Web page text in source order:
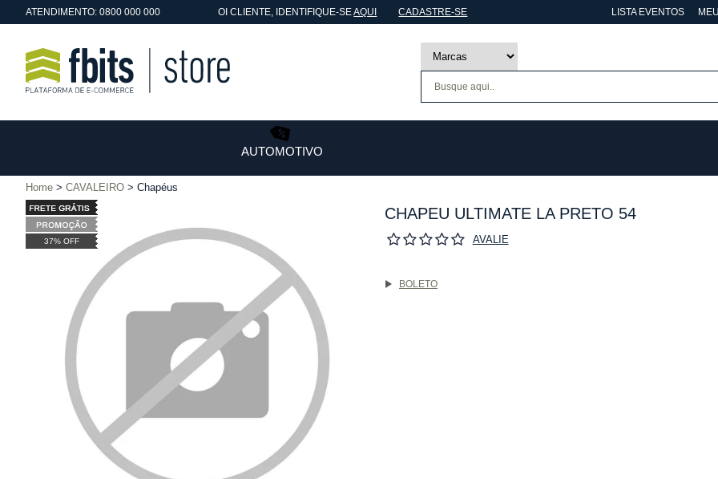
ATENDIMENTO: 0800 000 000 OICLIENTE, IDENTIFIQUE-SEAQUI CADASTRE-SE LISTA EVENTOS
AUTOMOTIVO
Home CAVALEIRO Chapéus
37% OFF
CHAPEU ULTIMATE LA PRETO 54
AVALIE
BOLETO